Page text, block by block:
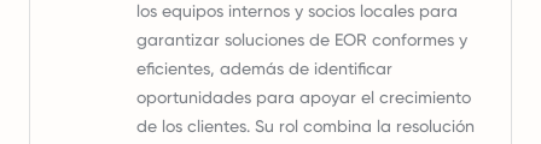
los equipos internos y socios locales para
garantizar soluciones de EOR conformes y
eficientes, además de identificar
oportunidades para apoyar el crecimiento
de los clientes. Su rol combina la resolución